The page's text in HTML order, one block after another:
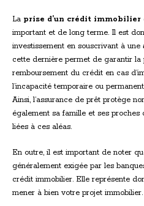
La prise d’un crédit immobilier
important et de long terme. Il est
investissement en souscrivant à une
cette dernière permet de garantir la
remboursement du crédit en cas
l’incapacité temporaire ou
Ainsi, l’assurance de prêt protège
également sa famille et ses proches
liées à ces aléas.
En outre, il est important de noter
généralement exigée par les
crédit immobilier. Elle représente
mener à bien votre projet immobilier.